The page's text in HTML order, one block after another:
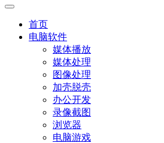
首页
电脑软件
媒体播放
媒体处理
图像处理
加壳脱壳
办公开发
录像截图
浏览器
电脑游戏